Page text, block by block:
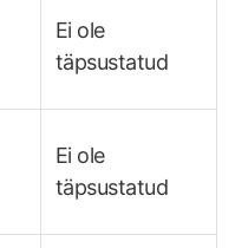
Ei ole
täpsustatud
Ei ole
täpsustatud